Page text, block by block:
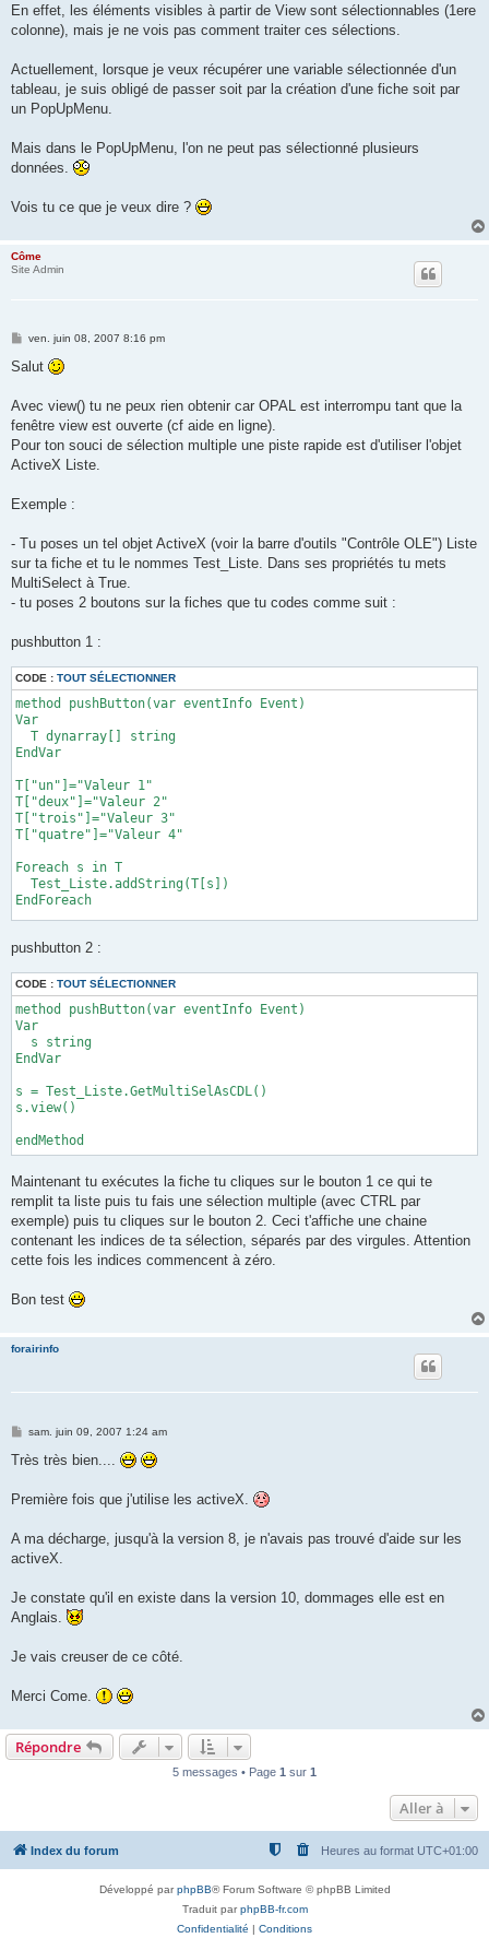
Foreach s in Tab2
	msgInfo("Vue du contenu de "+s,Tab2[s])
EndForEach
endMethod
En effet, les éléments visibles à partir de View sont sélectionnables (1ere
colonne), mais je ne vois pas comment traiter ces sélections.
Actuellement, lorsque je veux récupérer une variable sélectionnée d'un
tableau, je suis obligé de passer soit par la création d'une fiche soit par
un PopUpMenu.
Mais dans le PopUpMenu, l'on ne peut pas sélectionné plusieurs
données.
Vois tu ce que je veux dire ?
Côme
Site Admin
M
s
g
ven. juin 08, 2007 8:16 pm
Salut
Avec view() tu ne peux rien obtenir car OPAL est interrompu tant que la
fenêtre view est ouverte (cf aide en ligne).
Pour ton souci de sélection multiple une piste rapide est d'utiliser l'objet
ActiveX Liste.
Exemple :
- Tu poses un tel objet ActiveX (voir la barre d'outils "Contrôle OLE") Liste
sur ta fiche et tu le nommes Test_Liste. Dans ses propriétés tu mets
MultiSelect à True.
- tu poses 2 boutons sur la fiches que tu codes comme suit :
pushbutton 1 :
CODE : TOUT SÉLECTIONNER
method pushButton(var eventInfo Event)
Var
  T dynarray[] string
EndVar
T["un"]="Valeur 1"
T["deux"]="Valeur 2"
T["trois"]="Valeur 3"
T["quatre"]="Valeur 4"
Foreach s in T
  Test_Liste.addString(T[s])
EndForeach
pushbutton 2 :
CODE : TOUT SÉLECTIONNER
method pushButton(var eventInfo Event)
Var
  s string
EndVar
s = Test_Liste.GetMultiSelAsCDL()
s.view()
endMethod
Maintenant tu exécutes la fiche tu cliques sur le bouton 1 ce qui te
remplit ta liste puis tu fais une sélection multiple (avec CTRL par
exemple) puis tu cliques sur le bouton 2. Ceci t'affiche une chaine
contenant les indices de ta sélection, séparés par des virgules. Attention
cette fois les indices commencent à zéro.
Bon test
forairinfo
M
s
g
sam. juin 09, 2007 1:24 am
Très très bien....
Première fois que j'utilise les activeX.
A ma décharge, jusqu'à la version 8, je n'avais pas trouvé d'aide sur les
activeX.
Je constate qu'il en existe dans la version 10, dommages elle est en
Anglais.
Je vais creuser de ce côté.
Merci Come.
Répondre
5 messages • Page 1 sur 1
Aller à
Index du forum Heures au format UTC+01:00
Développé parphpBB® Forum Software © phpBB Limited
Traduit parphpBB-fr.com
Confidentialité | Conditions